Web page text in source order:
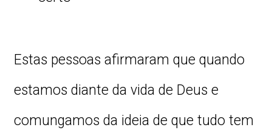
Estas pessoas afirmaram que quando
estamos diante da vida de Deus e
comungamos da ideia de que tudo tem